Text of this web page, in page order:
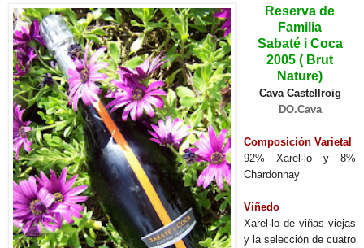
Reserva de
Familia
Sabaté i Coca
2005 ( Brut
Nature)
Cava Castellroig
DO.Cava
Composición Varietal
92% Xarel·lo y 8%
Chardonnay
Viñedo
Xarel·lo de viñas viejas
y la selección de cuatro